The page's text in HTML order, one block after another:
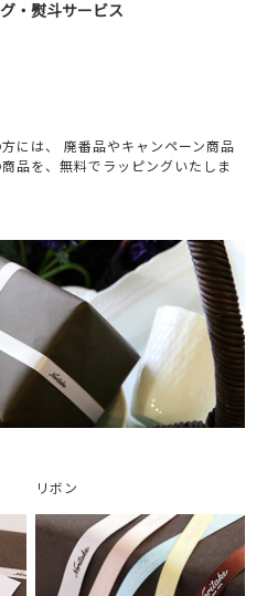
・熨斗サービス
には、 廃番品やキャンペーン商品
品を、無料でラッピングいたしま
リボン